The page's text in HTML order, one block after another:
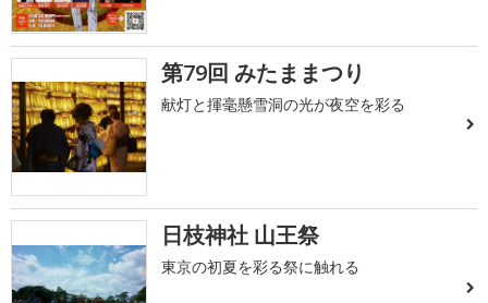
第79回 みたままつり
献灯と揮毫懸雪洞の光が夜空を彩る
日枝神社 山王祭
東京の初夏を彩る祭に触れる